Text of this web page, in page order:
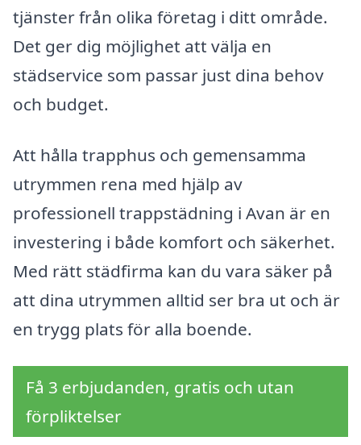
tjänster från olika företag i ditt område.
Det ger dig möjlighet att välja en
städservice som passar just dina behov
och budget.
Att hålla trapphus och gemensamma
utrymmen rena med hjälp av
professionell trappstädning i Avan är en
investering i både komfort och säkerhet.
Med rätt städfirma kan du vara säker på
att dina utrymmen alltid ser bra ut och är
en trygg plats för alla boende.
Få 3 erbjudanden, gratis och utan
förpliktelser